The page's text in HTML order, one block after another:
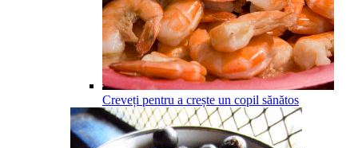
Creveți pentru a crește un copil sănătos